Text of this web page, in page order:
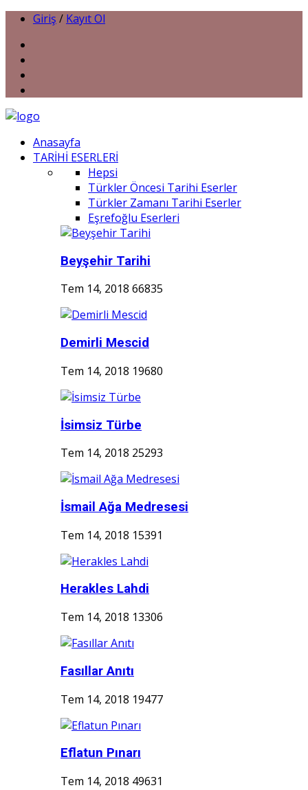
Giriş / Kayıt Ol
Anasayfa
TARİHİ ESERLERİ
Hepsi
Türkler Öncesi Tarihi Eserler
Türkler Zamanı Tarihi Eserler
Eşrefoğlu Eserleri
Beyşehir Tarihi
Tem 14, 2018 66835
Demirli Mescid
Tem 14, 2018 19680
İsimsiz Türbe
Tem 14, 2018 25293
İsmail Ağa Medresesi
Tem 14, 2018 15391
Herakles Lahdi
Tem 14, 2018 13306
Fasıllar Anıtı
Tem 14, 2018 19477
Eflatun Pınarı
Tem 14, 2018 49631